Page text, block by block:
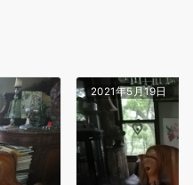
2021年5月19日